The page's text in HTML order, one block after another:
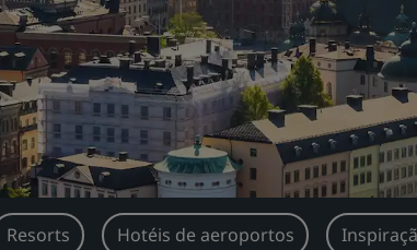
Resorts Hotéis de aeroportos